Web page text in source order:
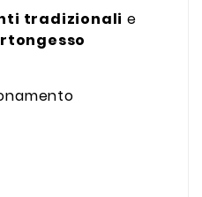
tradizionali e